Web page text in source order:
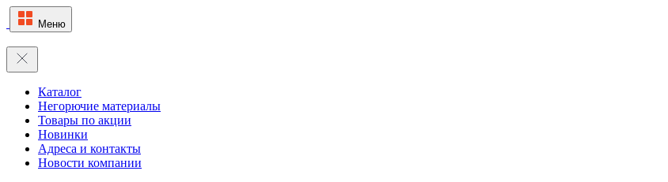
Меню
Каталог
Негорючие материалы
Товары по акции
Новинки
Адреса и контакты
Новости компании